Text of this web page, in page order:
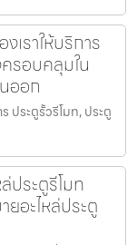
ราให้บริการ
รอบคลุมใน
ออก
ประตูรั้วรีโมท, ประตู
ประตูรีโมท
อะไหล่ประตู